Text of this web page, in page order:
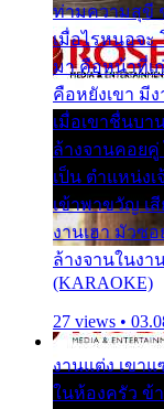
ท่ามความสุขี
เมื่อไรหนอจะ
มา คือหน้าที่เ
คือหยังเขา มี
เมื่อเขาชื่นบา
ล้างจานคอยคู่
เป็น ตำแหน่ง
เข้าพาขวัญ เ
งานเฮา มัวซ
ล้างจานในงา
(KARAOKE)
27 views •
งานแต่ง เขา
ในห้องครัว ข้า